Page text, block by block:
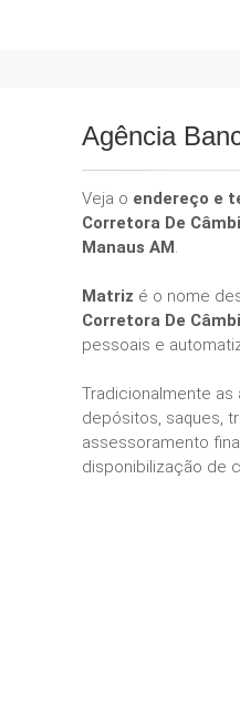
Agência
Veja o endereço e
Corretora De
Manaus AM.
Matriz é o nome
Corretora De
pessoais e
Tradicionalmente
depósitos, saques,
assessoramento
disponibilização de